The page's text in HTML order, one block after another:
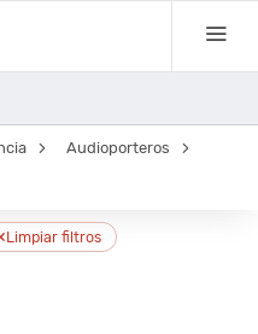
Audioporteros
Limpiar filtros